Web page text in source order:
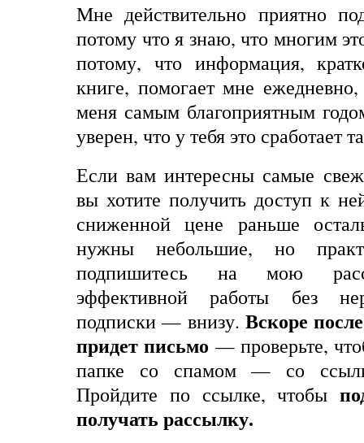
Мне действительно приятно
потому что я знаю, что многим
потому, что информация,
книге, помогает мне
меня самым благоприятным
уверен, что у тебя это сработает
Если вам интересны самые
вы хотите получить доступ к
сниженной цене раньше
нужны небольшие, но
подпишитесь на мою
эффективной работы без
подписки — внизу. Вскоре
придет письмо — проверьте,
папке со спамом — со
Пройдите по ссылке,чтобы
получать рассылку.